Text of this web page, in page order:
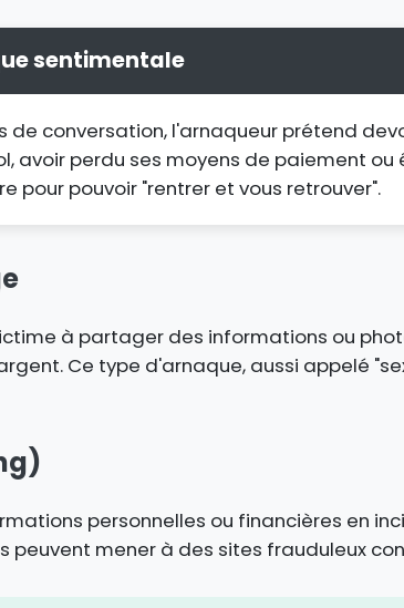
sentimentale
de conversation, l'arnaqueur prétend
avoir perdu ses moyens de paiement
pour pouvoir "rentrer et vous retrouver".
à partager des informations ou
Ce type d'arnaque, aussi appelé
personnelles ou financières en
peuvent mener à des sites frauduleux